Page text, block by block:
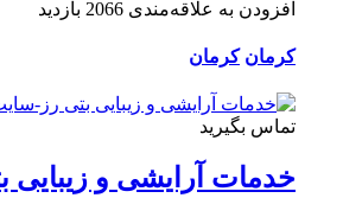
افزودن به علاقه‌مندی 2066 بازدید
کرمان کرمان
تماس بگیرید
خدمات آرایشی و زیبایی